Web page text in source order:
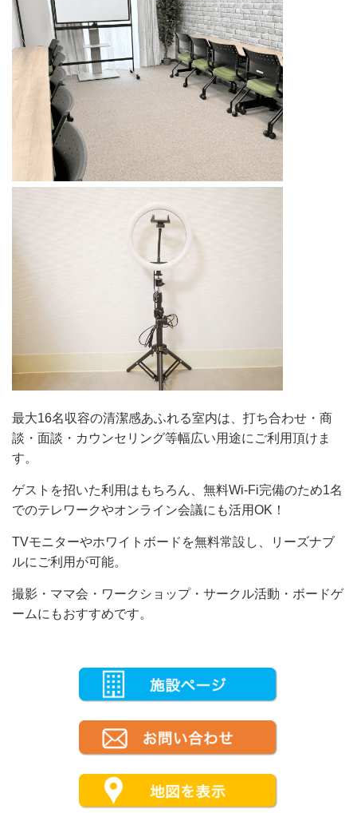
最大16名収容の清潔感あふれる室内は、打ち合わせ・商
談・面談・カウンセリング等幅広い用途にご利用頂けま
す。
ゲストを招いた利用はもちろん、無料Wi-Fi完備のため1名
でのテレワークやオンライン会議にも活用OK！
TVモニターやホワイトボードを無料常設し、リーズナブ
ルにご利用が可能。
撮影・ママ会・ワークショップ・サークル活動・ボードゲ
ームにもおすすめです。